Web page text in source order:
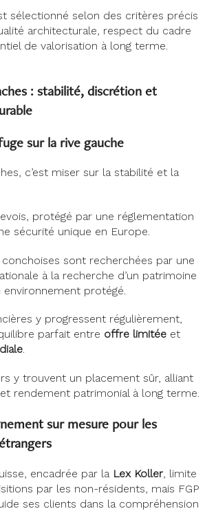
sélectionné selon des critères précis
architecturale, respect du cadre
de valorisation à long terme.
: stabilité, discrétion et
sur la rive gauche
c’est miser sur la stabilité et la
protégé par une réglementation
sécurité unique en Europe.
sont recherchées par une
à la recherche d’un patrimoine
environnement protégé.
y progressent régulièrement,
parfait entre offre limitée et
.
y trouvent un placement sûr, alliant
rendement patrimonial à long terme.
sur mesure pour les
encadrée par la Lex Koller , limite
par les non-résidents, mais FGP
ses clients dans la compréhension